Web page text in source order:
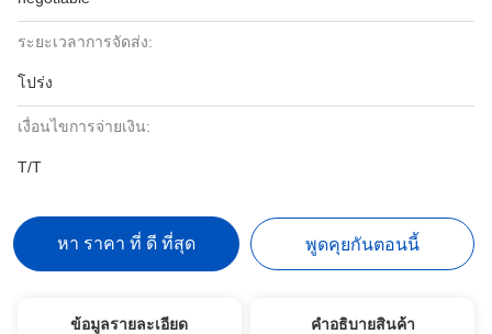
ระยะเวลาการจัดส่ง:
โปร่ง
เงื่อนไขการจ่ายเงิน:
T/T
หา ราคา ที่ ดี ที่สุด พูดคุยกันตอนนี้
ข้อมูลรายละเอียด คําอธิบายสินค้า